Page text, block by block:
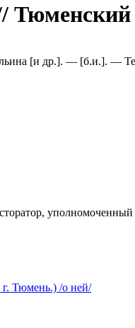
[и др.]. — [б.и.]. —
г. Тюмень.) /о ней/